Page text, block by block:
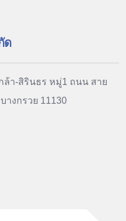
ด
ล้า-สิรินธร หมู่1 ถนน สาย
างกรวย 11130